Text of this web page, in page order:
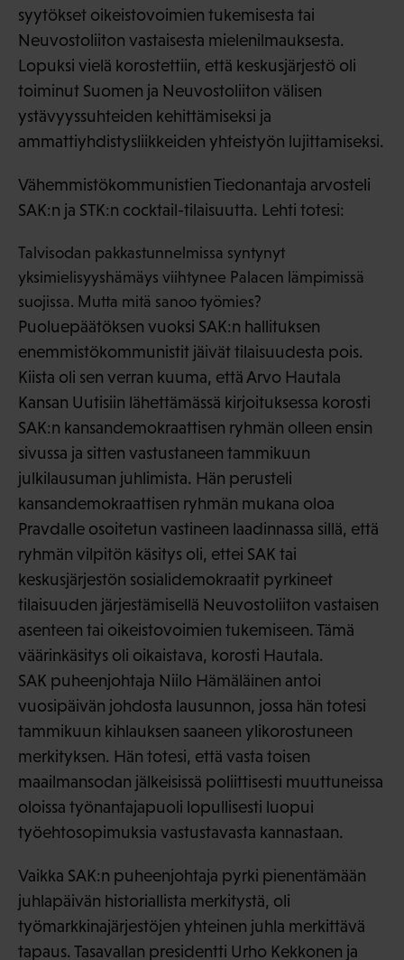
syytökset oikeistovoimien tukemisesta tai
Neuvostoliiton vastaisesta mielenilmauksesta.
Lopuksi vielä korostettiin, että keskusjärjestö oli
toiminut Suomen ja Neuvostoliiton välisen
ystävyyssuhteiden kehittämiseksi ja
ammattiyhdistysliikkeiden yhteistyön lujittamiseksi.
Vähemmistökommunistien Tiedonantaja arvosteli
SAK:n ja STK:n cocktail-tilaisuutta. Lehti totesi:
Talvisodan pakkastunnelmissa syntynyt
yksimielisyyshämäys viihtynee Palacen lämpimissä
suojissa. Mutta mitä sanoo työmies?
Puoluepäätöksen vuoksi SAK:n hallituksen
enemmistökommunistit jäivät tilaisuudesta pois.
Kiista oli sen verran kuuma, että Arvo Hautala
Kansan Uutisiin lähettämässä kirjoituksessa korosti
SAK:n kansandemokraattisen ryhmän olleen ensin
sivussa ja sitten vastustaneen tammikuun
julkilausuman juhlimista. Hän perusteli
kansandemokraattisen ryhmän mukana oloa
Pravdalle osoitetun vastineen laadinnassa sillä, että
ryhmän vilpitön käsitys oli, ettei SAK tai
keskusjärjestön sosialidemokraatit pyrkineet
tilaisuuden järjestämisellä Neuvostoliiton vastaisen
asenteen tai oikeistovoimien tukemiseen. Tämä
väärinkäsitys oli oikaistava, korosti Hautala.
SAK puheenjohtaja Niilo Hämäläinen antoi
vuosipäivän johdosta lausunnon, jossa hän totesi
tammikuun kihlauksen saaneen ylikorostuneen
merkityksen. Hän totesi, että vasta toisen
maailmansodan jälkeisissä poliittisesti muuttuneissa
oloissa työnantajapuoli lopullisesti luopui
työehtosopimuksia vastustavasta kannastaan.
Vaikka SAK:n puheenjohtaja pyrki pienentämään
juhlapäivän historiallista merkitystä, oli
työmarkkinajärjestöjen yhteinen juhla merkittävä
tapaus. Tasavallan presidentti Urho Kekkonen ja